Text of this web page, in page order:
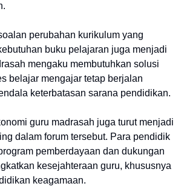
perubahan kurikulum yang
buku pelajaran juga menjadi
mengaku membutuhkan solusi
belajar mengajar tetap berjalan
keterbatasan sarana pendidikan.
guru madrasah juga turut menjadi
dalam forum tersebut. Para pendidik
pemberdayaan dan dukungan
kesejahteraan guru, khususnya
keagamaan.